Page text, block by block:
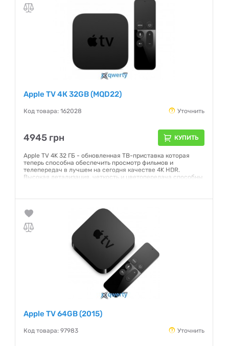
Apple TV 4К 32GB (MQD22)
Код товара: 162028 Уточнить
4945 грн КУПИТЬ
Apple TV 4K 32 ГБ - обновленная ТВ-приставка которая
теперь способна обеспечить просмотр фильмов и
телепередач в лучшем на сегодня качестве 4K HDR.
Высокая детализация, четкость и цветопередача способны
Apple TV 64GB (2015)
Код товара: 97983 Уточнить